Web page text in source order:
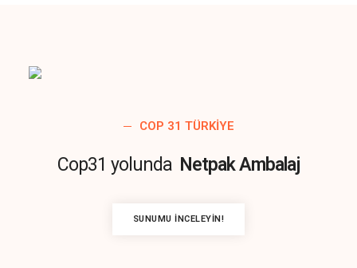
COP 31 TÜRKIYE
Cop31 yolunda Netpak Ambalaj
SUNUMU İNCELEYIN!